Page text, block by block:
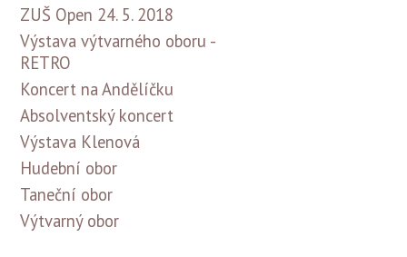
ZUŠ Open 24. 5. 2018
Výstava výtvarného oboru -
RETRO
Koncert na Andělíčku
Absolventský koncert
Výstava Klenová
Hudební obor
Taneční obor
Výtvarný obor